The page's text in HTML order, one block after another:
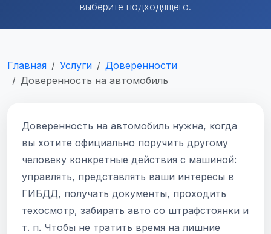
выберите подходящего.
Главная Услуги
Доверенности
Доверенность на автомобиль
Доверенность на автомобиль нужна, когда
вы хотите официально поручить другому
человеку конкретные действия с машиной:
управлять, представлять ваши интересы в
ГИБДД, получать документы, проходить
техосмотр, забирать авто со штрафстоянки и
т. п. Чтобы не тратить время на лишние